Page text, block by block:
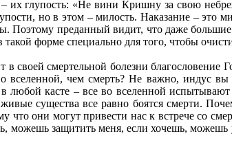
глупость: «Не вини Кришну за свою
но в этом – милость. Наказание – это
преданный видит, что даже большие
форме специально для того, чтобы
смертельной болезни благословение
чем смерть? Не важно, индус вы
касте – все во вселенной испытывают
существа все равно боятся смерти.
они могут привести нас к встрече со
защитить меня, если хочешь, можешь